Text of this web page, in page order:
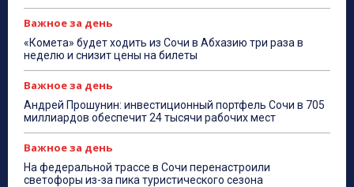
Важное за день
«Комета» будет ходить из Сочи в Абхазию три раза в
неделю и снизит цены на билеты
Важное за день
Андрей Прошунин: инвестиционный портфель Сочи в 705
миллиардов обеспечит 24 тысячи рабочих мест
Важное за день
На федеральной трассе в Сочи перенастроили
светофоры из-за пика туристического сезона